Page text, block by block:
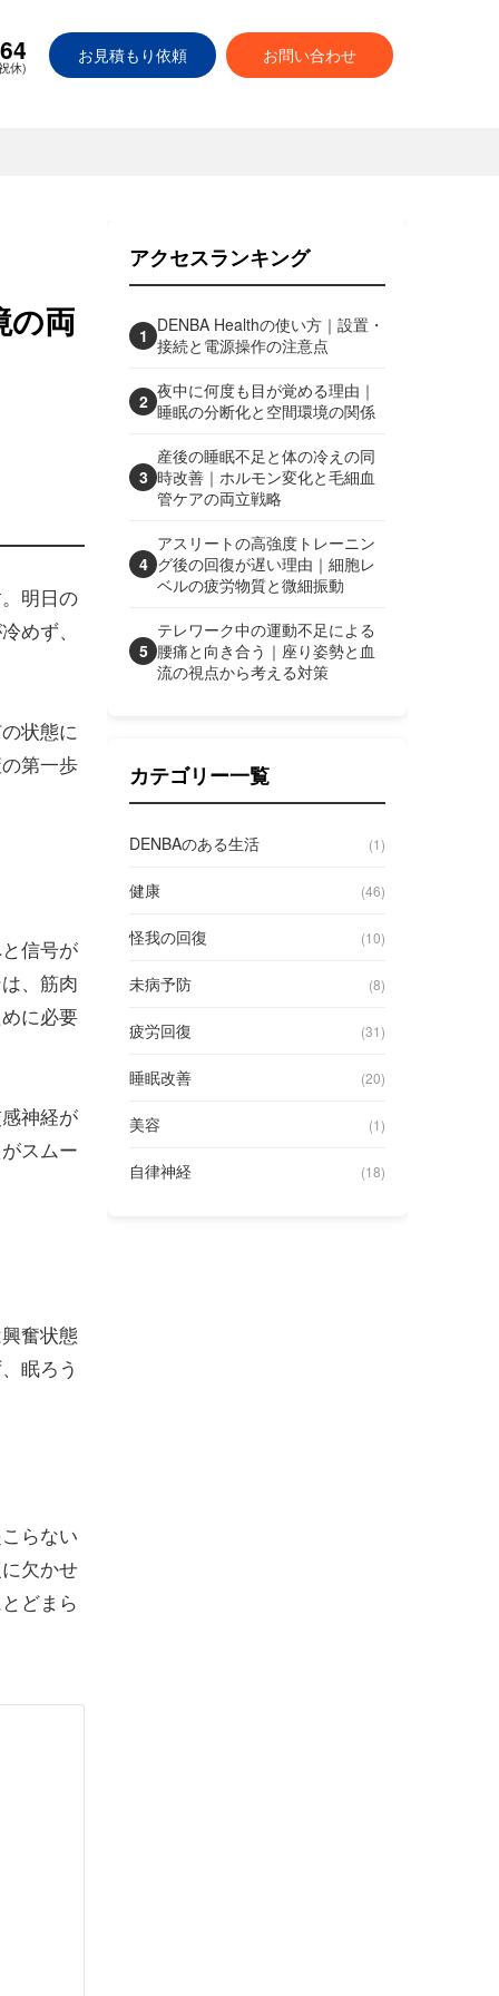
休)
お見積もり依頼 お問い合わせ
の両
明日の
めず、
状態に
第一歩
信号が
、筋肉
に必要
神経が
スムー
奮状態
眠ろう
らない
欠かせ
どまら
アクセスランキング
1 DENBA Healthの使い方｜設置・
接続と電源操作の注意点
2 夜中に何度も目が覚める理由｜
睡眠の分断化と空間環境の関係
3
産後の睡眠不足と体の冷えの同
時改善｜ホルモン変化と毛細血
管ケアの両立戦略
4
アスリートの高強度トレーニン
グ後の回復が遅い理由｜細胞レ
ベルの疲労物質と微細振動
5
テレワーク中の運動不足による
腰痛と向き合う｜座り姿勢と血
流の視点から考える対策
カテゴリー一覧
DENBAのある生活 (1)
健康 (46)
怪我の回復 (10)
未病予防 (8)
疲労回復 (31)
睡眠改善 (20)
美容 (1)
自律神経 (18)